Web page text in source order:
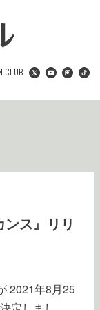
CLUB
ス』リリ
2021年8月25